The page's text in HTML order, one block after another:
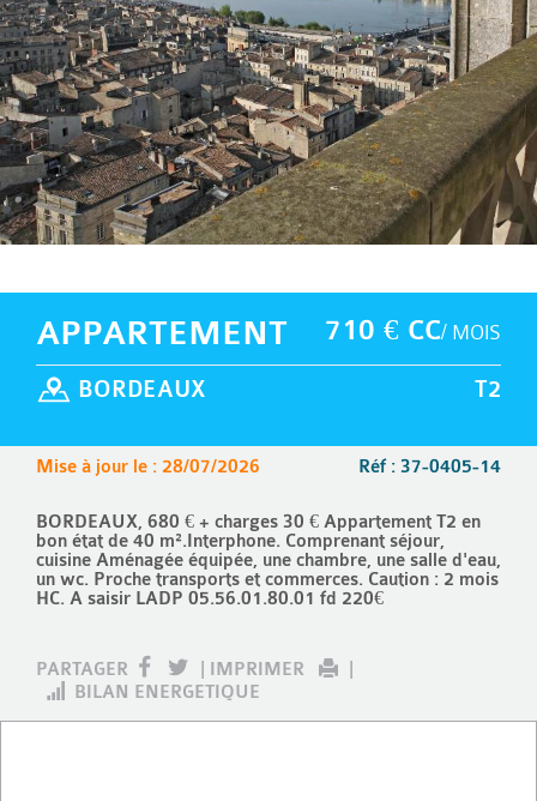
710 € CC/ MOIS
APPARTEMENT
T2
BORDEAUX
Réf : 37-0405-14
Mise à jour le : 28/07/2026
BORDEAUX, 680 € + charges 30 € Appartement T2 en
bon état de 40 m².Interphone. Comprenant séjour,
cuisine Aménagée équipée, une chambre, une salle d'eau,
un wc. Proche transports et commerces. Caution : 2 mois
HC. A saisir LADP 05.56.01.80.01 fd 220€
PARTAGER IMPRIMER
BILAN ENERGETIQUE